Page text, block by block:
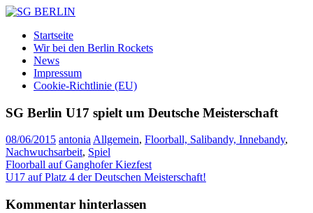
Zum
springen
BERLIN
DAMEN
FLOORBALL
TEAM
Startseite
Wir bei den Berlin Rockets
News
Impressum
Cookie-Richtlinie (EU)
SG Berlin U17 spielt um Deutsche Meisterschaft
08/06/2015 antoniaAllgemein, Floorball, Salibandy, Innebandy,
Nachwuchsarbeit, Spiel
Beitragsnavigation
Vorheriger
Beitrag:
Floorball auf Ganghofer Kiezfest
Nächster
U17 auf Platz 4 der Deutschen Meisterschaft!
Kommentar hinterlassen